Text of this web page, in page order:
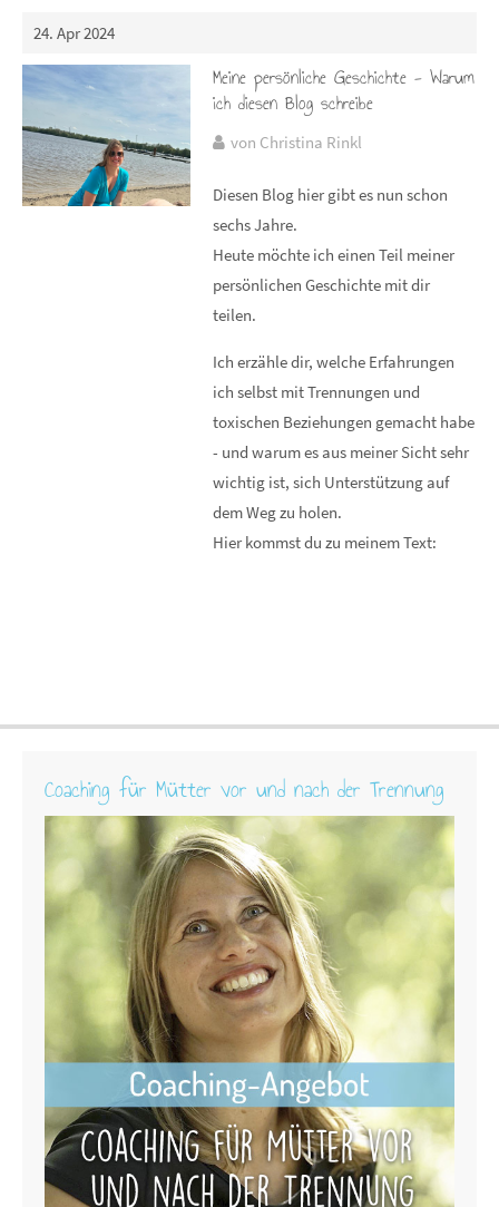
24. Apr 2024
Meine persönliche Geschichte - Warum
ich diesen Blog schreibe
von Christina Rinkl
Diesen Blog hier gibt es nun schon
sechs Jahre.
Heute möchte ich einen Teil meiner
persönlichen Geschichte mit dir
teilen.
Ich erzähle dir, welche Erfahrungen
ich selbst mit Trennungen und
toxischen Beziehungen gemacht habe
- und warum es aus meiner Sicht sehr
wichtig ist, sich Unterstützung auf
dem Weg zu holen.
Hier kommst du zu meinem Text:
Coaching für Mütter vor und nach der Trennung